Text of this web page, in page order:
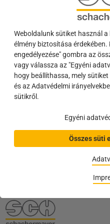
Weboldalunk sütiket használ
élmény biztosítása
engedélyezése" gombra az
vagy válassza az "Egyéni
hogy beállíthassa, mely
és az Adatvédelmi
sütikről.
Egyéni
Összes süti
Üvegragasztás könnyedén
Akciók és brosúrák
Letöltés